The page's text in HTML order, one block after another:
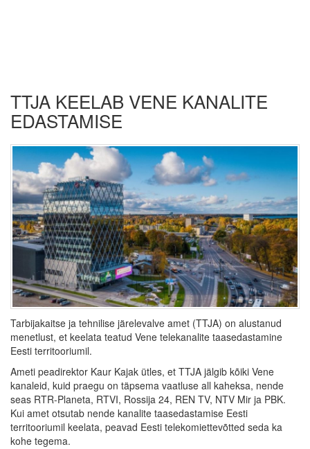
TTJA KEELAB VENE KANALITE
EDASTAMISE
Tarbijakaitse ja tehnilise järelevalve amet (TTJA) on alustanud
menetlust, et keelata teatud Vene telekanalite taasedastamine
Eesti territooriumil.
Ameti peadirektor Kaur Kajak ütles, et TTJA jälgib kõiki Vene
kanaleid, kuid praegu on täpsema vaatluse all kaheksa, nende
seas RTR-Planeta, RTVI, Rossija 24, REN TV, NTV Mir ja PBK.
Kui amet otsutab nende kanalite taasedastamise Eesti
territooriumil keelata, peavad Eesti telekomiettevõtted seda ka
kohe tegema.